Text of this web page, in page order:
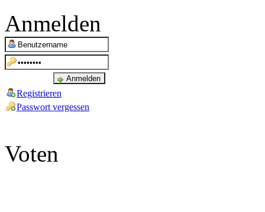
Anmelden
Registrieren
Passwort vergessen
Voten